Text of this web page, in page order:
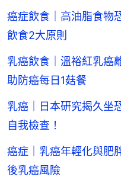
癌症飲食｜高油脂食物
飲食2大原則
乳癌飲食｜溫裕紅乳癌
助防癌每日1菇餐
乳癌｜日本研究揭久坐
自我檢查！
癌症｜乳癌年輕化與肥
後乳癌風險